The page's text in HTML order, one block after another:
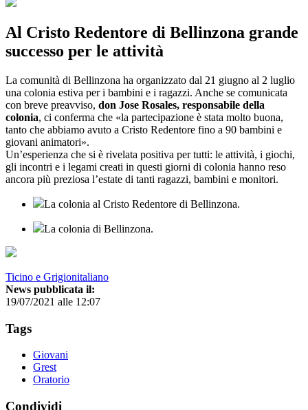
Al Cristo Redentore di Bellinzona grande
successo per le attività
La comunità di Bellinzona ha organizzato dal 21 giugno al 2 luglio
una colonia estiva per i bambini e i ragazzi. Anche se comunicata
con breve preavviso, don Jose Rosales, responsabile della
colonia, ci conferma che «la partecipazione è stata molto buona,
tanto che abbiamo avuto a Cristo Redentore fino a 90 bambini e
giovani animatori».
Un’esperienza che si è rivelata positiva per tutti: le attività, i giochi,
gli incontri e i legami creati in questi giorni di colonia hanno reso
ancora più preziosa l’estate di tanti ragazzi, bambini e monitori.
La colonia al Cristo Redentore di Bellinzona.
La colonia di Bellinzona.
Ticino e Grigionitaliano
News pubblicata il:
19/07/2021 alle 12:07
Tags
Giovani
Grest
Oratorio
Condividi